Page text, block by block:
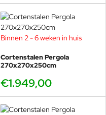
Binnen 2 - 6 weken in huis
Cortenstalen Pergola
270x270x250cm
€1.949,00